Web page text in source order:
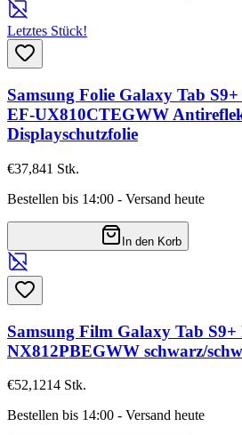
Letztes Stück!
Samsung Folie Galaxy Tab
EF-UX810CTEGWW
Displayschutzfolie
€37,841 Stk.
Bestellen bis 14:00 - Versand heute
In den Korb
Samsung Film Galaxy Tab S9+
NX812PBEGWW schwarz/
€52,1214 Stk.
Bestellen bis 14:00 - Versand heute